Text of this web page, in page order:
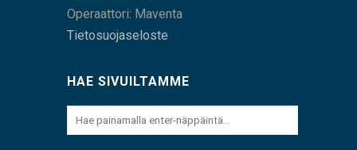
Operaattori: Maventa
Tietosuojaseloste
HAE SIVUILTAMME